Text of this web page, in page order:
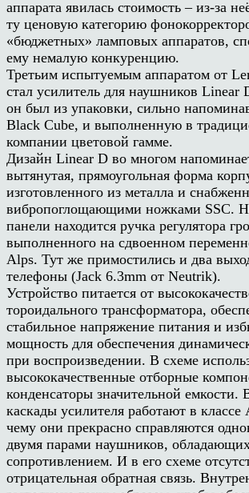
аппарата явилась стоимость – из-за
ту ценовую категорию
«бюджетных» ламповых аппаратов,
ему немалую конкуренцию.
Третьим испытуемым аппаратом от
стал усилитель для наушников Linear
он был из упаковки, сильно
Black Cube, и выполненную в
компании цветовой гамме.
Дизайн Linear D во многом
вытянутая, прямоугольная форма
изготовленного из металла и
вибропоглощающими ножками SSC.
панели находится ручка регулятора
выполненного на сдвоенном
Alps. Тут же примостились и два
телефоны (Jack 6.3mm от Neutrik).
Устройство питается от
тороидального трансформатора,
стабильное напряжение питания и
мощность для обеспечения
при воспроизведении. В схеме
высококачественные отборные
конденсаторы значительной емкости.
каскады усилителя работают в классе
чему они прекрасно справляются
двумя парами наушников,
сопротивлением. И в его схеме
отрицательная обратная связь.